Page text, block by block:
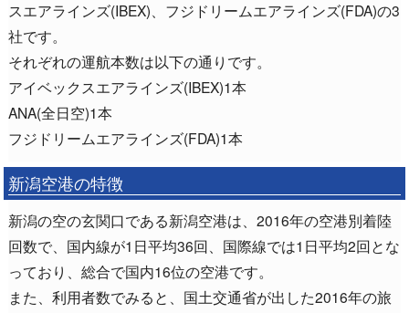
スエアラインズ(IBEX)、フジドリームエアラインズ(FDA)の3
社です。
それぞれの運航本数は以下の通りです。
アイベックスエアラインズ(IBEX)1本
ANA(全日空)1本
フジドリームエアラインズ(FDA)1本
新潟空港の特徴
新潟の空の玄関口である新潟空港は、2016年の空港別着陸
回数で、国内線が1日平均36回、国際線では1日平均2回とな
っており、総合で国内16位の空港です。
また、利用者数でみると、国土交通省が出した2016年の旅